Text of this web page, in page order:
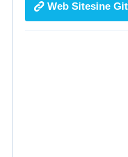
Web Sitesine Git